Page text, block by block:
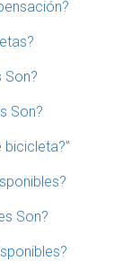
Son?
Son?
Son?